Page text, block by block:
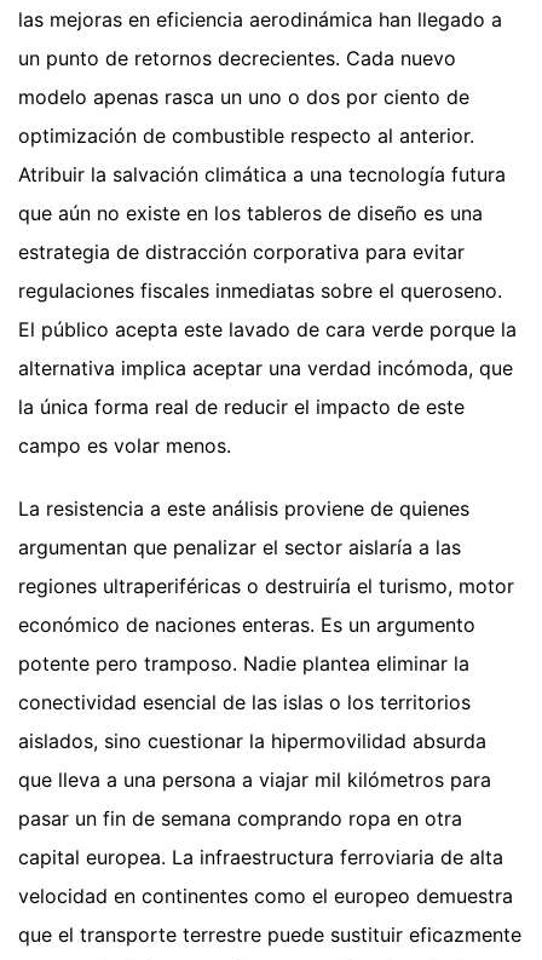
las mejoras en eficiencia aerodinámica han llegado a
un punto de retornos decrecientes. Cada nuevo
modelo apenas rasca un uno o dos por ciento de
optimización de combustible respecto al anterior.
Atribuir la salvación climática a una tecnología futura
que aún no existe en los tableros de diseño es una
estrategia de distracción corporativa para evitar
regulaciones fiscales inmediatas sobre el queroseno.
El público acepta este lavado de cara verde porque la
alternativa implica aceptar una verdad incómoda, que
la única forma real de reducir el impacto de este
campo es volar menos.
La resistencia a este análisis proviene de quienes
argumentan que penalizar el sector aislaría a las
regiones ultraperiféricas o destruiría el turismo, motor
económico de naciones enteras. Es un argumento
potente pero tramposo. Nadie plantea eliminar la
conectividad esencial de las islas o los territorios
aislados, sino cuestionar la hipermovilidad absurda
que lleva a una persona a viajar mil kilómetros para
pasar un fin de semana comprando ropa en otra
capital europea. La infraestructura ferroviaria de alta
velocidad en continentes como el europeo demuestra
que el transporte terrestre puede sustituir eficazmente